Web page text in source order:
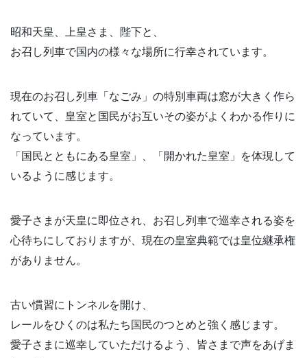
昭和天皇、上皇さま、陛下と、
お召し列車で国内の様々な場所に行幸されています。
現在のお召し列車「なごみ」の特別車両は窓が大きく作ら
れていて、皇室と国民がお互いその姿がよくわかる作りに
なっています。
「国民とともにある皇室」、「開かれた皇室」を体現して
いるように感じます。
愛子さまが天皇に即位され、お召し列車で巡幸される姿を
心待ちにしておりますが、現在の皇室典範では皇位継承権
がありません。
古い慣習にトンネルを開け、
レールをひくのは私たち国民のつとめと強く感じます。
愛子さまに巡幸していただけるよう、皆さまで声をあげま